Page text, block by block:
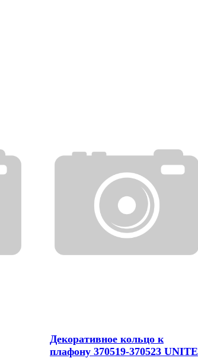
Декоративное кольцо к
плафону 370519-370523 UNITE